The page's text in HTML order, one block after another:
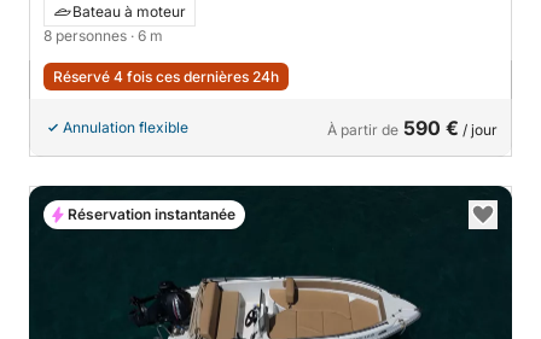
Bateau à moteur
8 personnes · 6 m
Réservé 4 fois ces dernières 24h
Annulation flexible À partir de 590 € / jour
Réservation instantanée